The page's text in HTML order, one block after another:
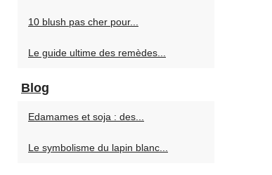
10 blush pas cher pour...
Le guide ultime des remèdes...
Blog
Edamames et soja : des...
Le symbolisme du lapin blanc...